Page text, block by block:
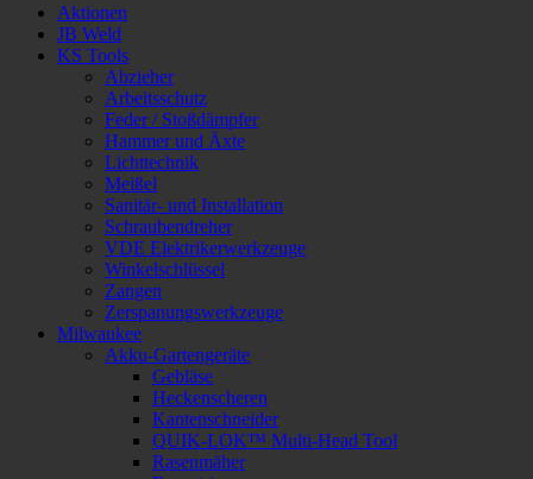
Aktionen
JB Weld
KS Tools
Abzieher
Arbeitsschutz
Feder / Stoßdämpfer
Hammer und Äxte
Lichttechnik
Meißel
Sanitär- und Installation
Schraubendreher
VDE Elektrikerwerkzeuge
Winkelschlüssel
Zangen
Zerspanungswerkzeuge
Milwaukee
Akku-Gartengeräte
Gebläse
Heckenscheren
Kantenschneider
QUIK-LOK™ Multi-Head Tool
Rasenmäher